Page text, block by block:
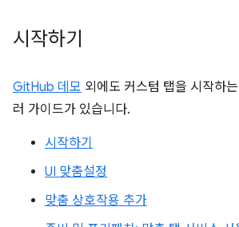
시작하기
GitHub 데모 외에도 커스텀 탭을 시작하
러 가이드가 있습니다.
시작하기
UI 맞춤설정
맞춤 상호작용 추가